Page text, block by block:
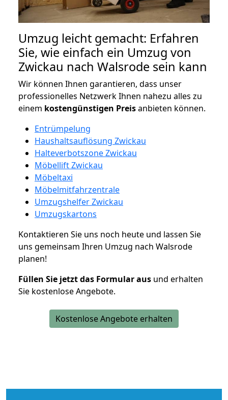
Umzug leicht gemacht: Erfahren
Sie, wie einfach ein Umzug von
Zwickau nach Walsrode sein kann
Wir können Ihnen garantieren, dass unser
professionelles Netzwerk Ihnen nahezu alles zu
einem kostengünstigen Preisanbieten können.
Entrümpelung
Haushaltsauflösung Zwickau
Halteverbotszone Zwickau
Möbellift Zwickau
Möbeltaxi
Möbelmitfahrzentrale
Umzugshelfer Zwickau
Umzugskartons
Kontaktieren Sie uns noch heute und lassen Sie
uns gemeinsam Ihren Umzug nach Walsrode
planen!
Füllen Sie jetzt das Formular aus und erhalten
Sie kostenlose Angebote.
Kostenlose Angebote erhalten